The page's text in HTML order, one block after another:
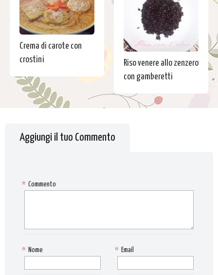
Crema di carote con
crostini
Riso venere allo zenzero
con gamberetti
Aggiungi il tuo Commento
Commento
*
Nome
* Email
*